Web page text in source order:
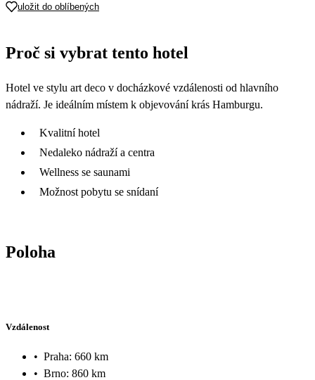
18 19
25
7 679
26 27 28
uložit do oblíbených
Proč si vybrat tento hotel
Hotel ve stylu art deco v docházkové vzdálenosti od hlavního
nádraží. Je ideálním místem k objevování krás Hamburgu.
Kvalitní hotel
Nedaleko nádraží a centra
Wellness se saunami
Možnost pobytu se snídaní
Poloha
Vzdálenost
• Praha: 660 km
• Brno: 860 km